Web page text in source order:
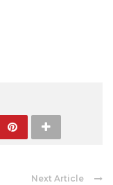
Next Article